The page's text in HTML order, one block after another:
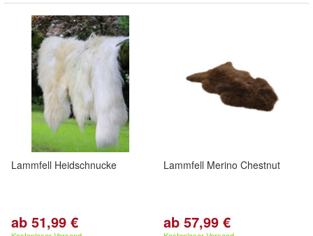
Lammfell Heidschnucke
ab 51,99 €
Lammfell Merino Chestnut
ab 57,99 €